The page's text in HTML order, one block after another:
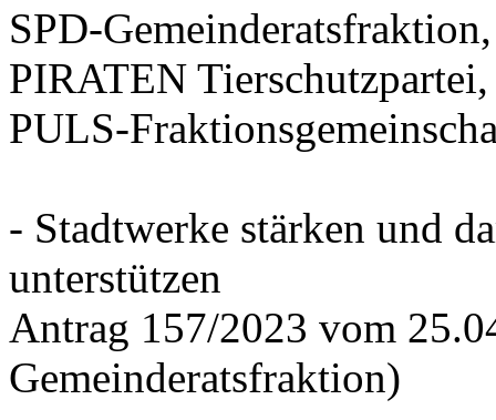
SPD-
PIRATEN Tierschutzpartei,
PULS-
- Stadtwerke stärken und
unterstützen
Antrag 157/2023 vom
Gemeinderatsfraktion)